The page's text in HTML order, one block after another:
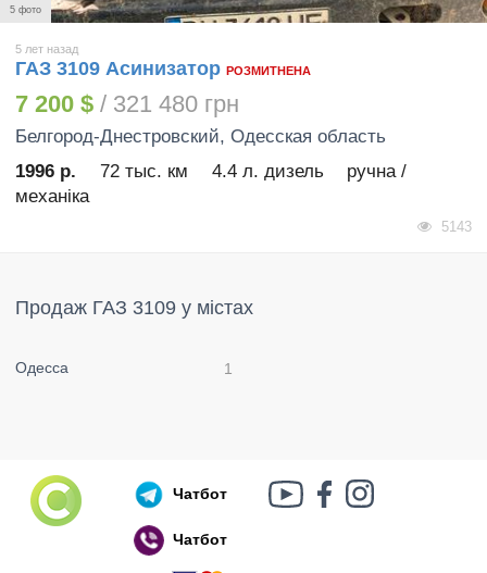
Російський воєнний корабель, іди нах..й!
5 фото
5 лет назад
ГАЗ 3109 Асинизатор РОЗМИТНЕНА
7 200 $ / 321 480 грн
Белгород-Днестровский, Одесская область
1996 р.
72 тыс. км 4.4 л. дизель
ручна /
механіка
5143
Продаж ГАЗ 3109 у містах
Одесса 1
Чатбот
Чатбот